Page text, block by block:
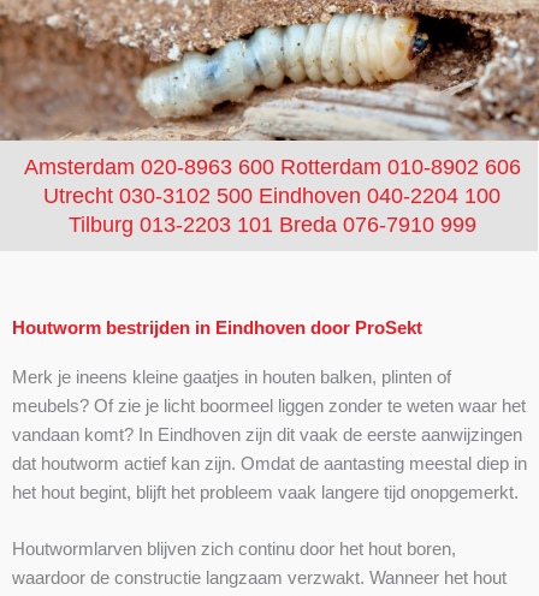
Amsterdam 020-8963 600 Rotterdam 010-8902 606
Utrecht 030-3102 500 Eindhoven 040-2204 100
Tilburg 013-2203 101 Breda 076-7910 999
Houtworm bestrijden in Eindhoven door ProSekt
Merk je ineens kleine gaatjes in houten balken, plinten of
meubels? Of zie je licht boormeel liggen zonder te weten waar het
vandaan komt? In Eindhoven zijn dit vaak de eerste aanwijzingen
dat houtworm actief kan zijn. Omdat de aantasting meestal diep in
het hout begint, blijft het probleem vaak langere tijd onopgemerkt.
Houtwormlarven blijven zich continu door het hout boren,
waardoor de constructie langzaam verzwakt. Wanneer het hout